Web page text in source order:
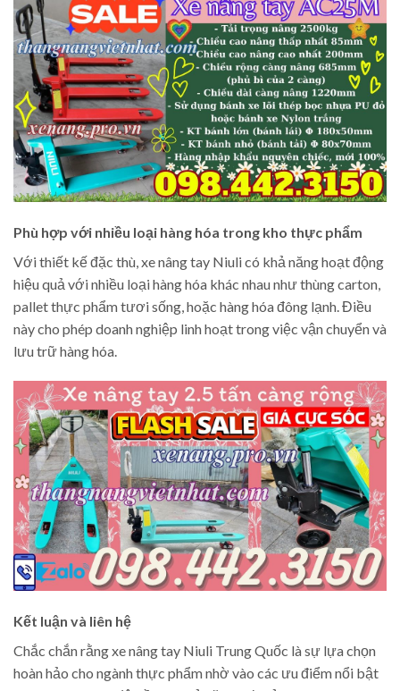
Phù hợp với nhiều loại hàng hóa trong kho thực phẩm
Với thiết kế đặc thù, xe nâng tay Niuli có khả năng hoạt động
hiệu quả với nhiều loại hàng hóa khác nhau như thùng carton,
pallet thực phẩm tươi sống, hoặc hàng hóa đông lạnh. Điều
này cho phép doanh nghiệp linh hoạt trong việc vận chuyển và
lưu trữ hàng hóa.
Kết luận và liên hệ
Chắc chắn rằng xe nâng tay Niuli Trung Quốc là sự lựa chọn
hoàn hảo cho ngành thực phẩm nhờ vào các ưu điểm nổi bật